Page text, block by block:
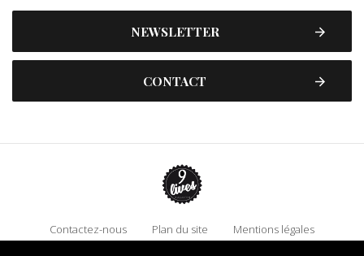
NEWSLETTER
CONTACT
Contactez-nous Plan du site
Mentions légales